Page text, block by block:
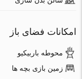
امکانات فضای باز
محوطه باربیکیو
زمین بازی بچه ها